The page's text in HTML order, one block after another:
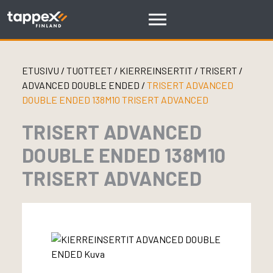
ETUSIVU / TUOTTEET/ KIERREINSERTIT / TRISERT /
ADVANCED DOUBLE ENDED / TRISERT ADVANCED
DOUBLE ENDED 138M10 TRISERT ADVANCED
TRISERT ADVANCED
DOUBLE ENDED 138M10
TRISERT ADVANCED